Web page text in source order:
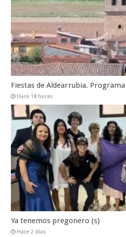
Fiestas de Aldearrubia. Programa
Hace 18 horas
Ya tenemos pregonero (s)
Hace 2 días